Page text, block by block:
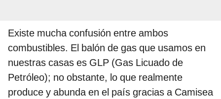
Existe mucha confusión entre ambos
combustibles. El balón de gas que usamos en
nuestras casas es GLP (Gas Licuado de
Petróleo); no obstante, lo que realmente
produce y abunda en el país gracias a Camisea